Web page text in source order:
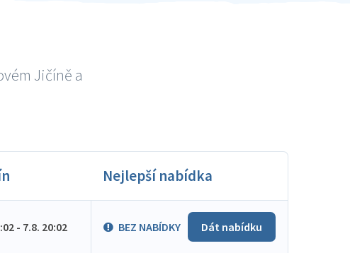
Jičíně a
Nejlepší nabídka
- 7.8. 20:02 BEZ NABÍDKY Dát nabídku